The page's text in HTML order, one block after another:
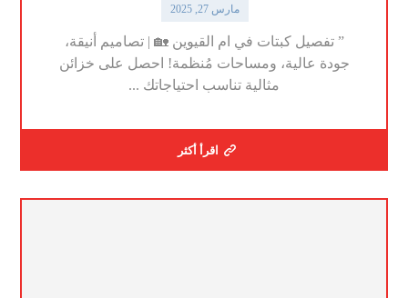
مارس 27, 2025
” تفصيل كبتات في ام القيوين 🏡 | تصاميم أنيقة،
جودة عالية، ومساحات مُنظمة! احصل على خزائن
مثالية تناسب احتياجاتك ...
اقرأ أكثر